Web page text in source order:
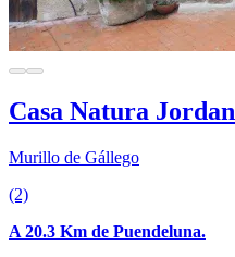
Casa Natura Jordan
Murillo de Gállego
(2)
A 20.3 Km de Puendeluna.